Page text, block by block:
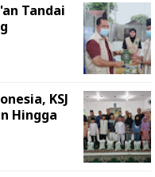
Tandai
KSJ
Hingga